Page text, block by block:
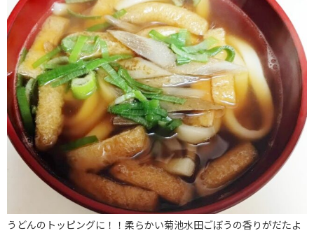
うどんのトッピングに！！柔らかい菊池水田ごぼうの香りがだたよ